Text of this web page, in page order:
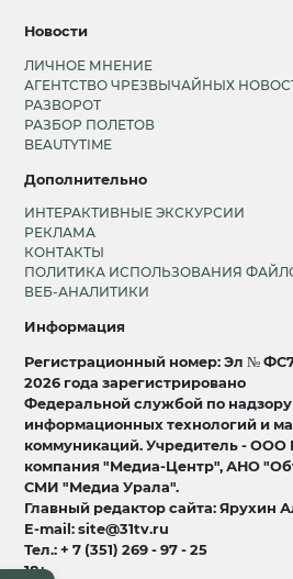
Новости
ЛИЧНОЕ МНЕНИЕ
АГЕНТСТВО ЧРЕЗВЫЧАЙНЫХ
РАЗВОРОТ
РАЗБОР ПОЛЕТОВ
BEAUTYTIME
Дополнительно
ИНТЕРАКТИВНЫЕ ЭКСКУРСИИ
РЕКЛАМА
КОНТАКТЫ
ПОЛИТИКА ИСПОЛЬЗОВАНИЯ
ВЕБ-АНАЛИТИКИ
Информация
Регистрационный номер: Эл №
2026 года зарегистрировано
Федеральной службой по надзору
информационных технологий и
коммуникаций. Учредитель -
компания "Медиа-Центр", АНО
СМИ "Медиа Урала".
Главный редактор сайта: Ярухин
E-mail: site@31tv.ru
Тел.: + 7 (351) 269 - 97 - 25
18+